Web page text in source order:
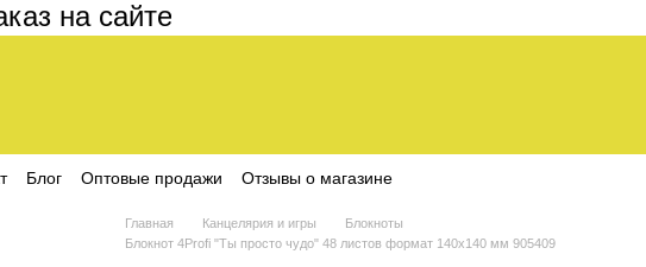
на сайте составляет 200 грн
Блог Оптовые продажи
Отзывы о магазине
Главная Канцелярия и игры
Блокноты
Блокнот 4Profi "Ты просто чудо" 48 листов формат 140х140 мм 905409